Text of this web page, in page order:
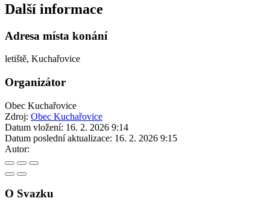
Další informace
Adresa místa konání
letiště, Kuchařovice
Organizátor
Obec Kuchařovice
Zdroj: Obec Kuchařovice
Datum vložení: 16. 2. 2026 9:14
Datum poslední aktualizace: 16. 2. 2026 9:15
Autor:
O Svazku